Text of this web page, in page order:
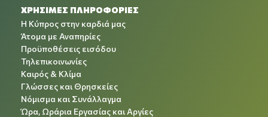
ΧΡΉΣΙΜΕΣ ΠΛΗΡΟΦΟΡΊΕΣ
Η Κύπρος στην καρδιά μας
Άτομα με Αναπηρίες
Προϋποθέσεις εισόδου
Τηλεπικοινωνίες
Καιρός & Κλίμα
Γλώσσες και Θρησκείες
Νόμισμα και Συνάλλαγμα
Ώρα, Ωράρια Εργασίας και Αργίες